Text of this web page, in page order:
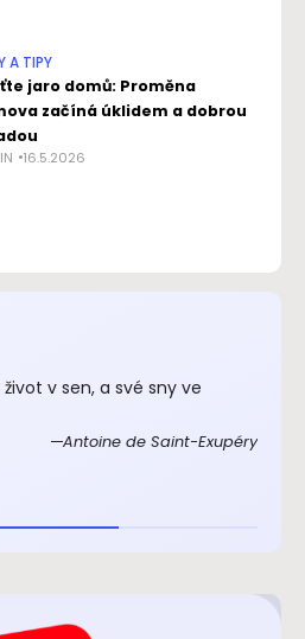
A TIPY
jaro domů: Proměna
začíná úklidem a dobrou
16.5.2026
v sen, a své sny ve
Antoine de Saint-Exupéry